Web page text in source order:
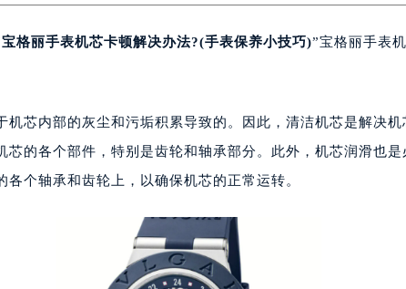
东路379号世茂天际中心写字楼8层805室（需提前预约）
路11111号华润中心写字楼（万象城）15层1508室（需提前
路230号万菱汇国际中心写字楼A塔7层704室（需提前预约）
东路371-375号世界贸易中心大厦南塔写字楼15层07室（需提
文昌一路7号华贸大厦写字楼1座30层05室（需提前预约）
东路95号华润大厦写字楼B座11层1104室（需提前预约）
路128-1号恒力城写字楼15层03室（需提前预约）
宝格丽手表机芯卡顿解决办法?(手表保养小技巧)”宝格丽手表
机芯内部的灰尘和污垢积累导致的。因此，清洁机芯是解决
芯的各个部件，特别是齿轮和轴承部分。此外，机芯润滑也
个轴承和齿轮上，以确保机芯的正常运转。